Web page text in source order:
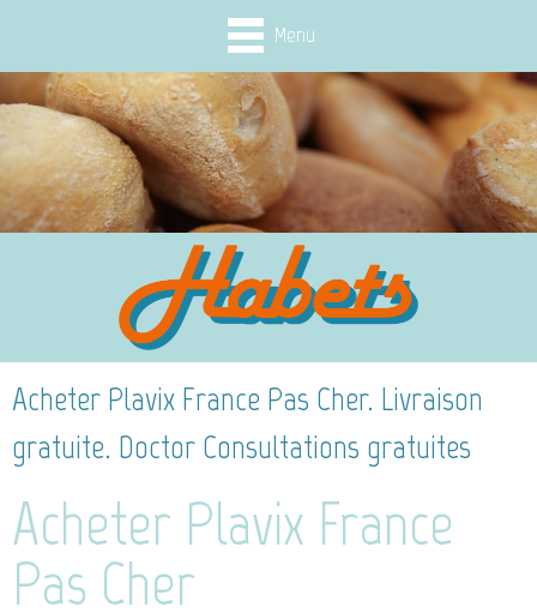
Menu
Acheter Plavix France Pas Cher. Livraison
gratuite. Doctor Consultations gratuites
Acheter Plavix France
Pas Cher